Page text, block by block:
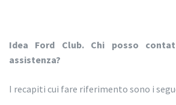
Idea Ford Club. Chi posso
assistenza?
I recapiti cui fare riferimento sono i